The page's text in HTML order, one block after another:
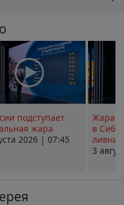
подступает
жара
2026 | 07:45
Жара в
в
ливни
3